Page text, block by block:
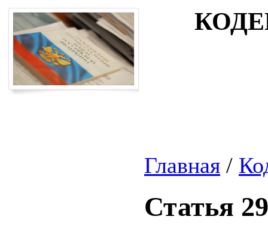
Главная /
Статья 29